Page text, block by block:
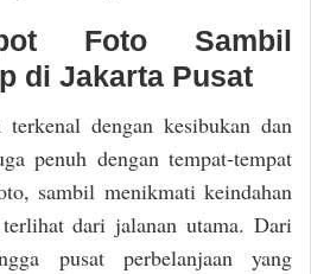
Foto Sambil
di Jakarta Pusat
dengan kesibukan dan
penuh dengan tempat-tempat
sambil menikmati keindahan
dari jalanan utama. Dari
pusat perbelanjaan yang